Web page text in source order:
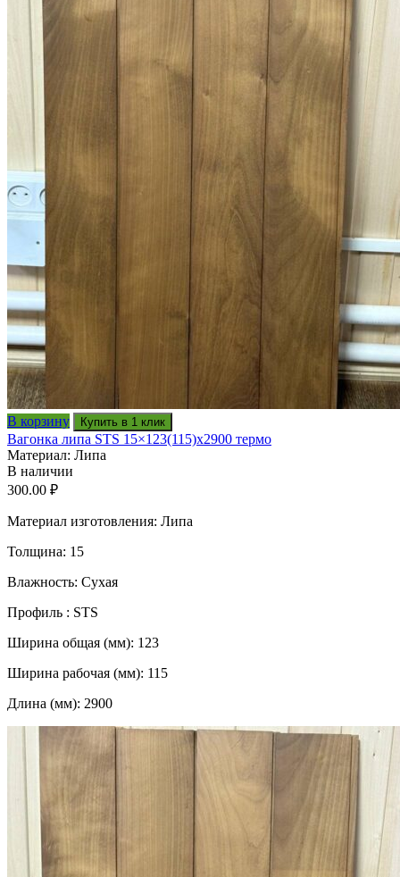
В корзину Купить в 1 клик
Вагонка липа STS 15×123(115)x2900 термо
Материал: Липа
В наличии
300.00 ₽
Материал изготовления: Липа
Толщина: 15
Влажность: Сухая
Профиль : STS
Ширина общая (мм): 123
Ширина рабочая (мм): 115
Длина (мм): 2900